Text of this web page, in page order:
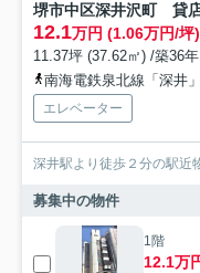
堺市中区深井沢町 貸
12.1万円 (1.06万円/坪)
11.37坪 (37.62㎡) /築36
南海電鉄泉北線「深井
エレベーター
深井駅より徒歩２分の駅近
募集中の物件
1階
12.1万